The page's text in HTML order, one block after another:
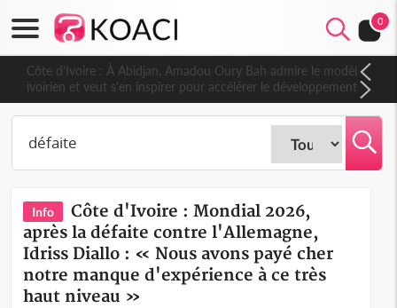
0
Côte d'Ivoire : À Abidjan, Amadou Oury Bah admire le modèle
ivoirien et veut s'en inspirer pour accélérer le développement
de la Guinée
Info
Côte d'Ivoire : Mondial 2026,
après la défaite contre l'Allemagne,
Idriss Diallo : « Nous avons payé cher
notre manque d'expérience à ce très
haut niveau »